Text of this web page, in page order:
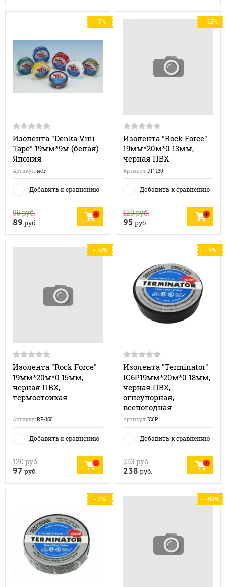
- 7%
Изолента "Denka Vini
Tape" 19мм*9м (белая)
Япония
Артикул:нет
Добавить к сравнению
95руб.
89 руб.
- 21%
Изолента "Rock Force"
19мм*20м*0.13мм,
черная ПВХ
Артикул:RF-130
Добавить к сравнению
120руб.
95 руб.
- 19%
Изолента "Rock Force"
19мм*20м*0.15мм,
черная ПВХ,
термостойкая
Артикул:RF-150
Добавить к сравнению
120руб.
97 руб.
- 5%
Изолента "Terminator"
IC6P19мм*20м*0.18мм,
черная ПВХ,
огнеупорная,
всепогодная
Артикул:IC6P
Добавить к сравнению
253руб.
238 руб.
- 7% - -59%